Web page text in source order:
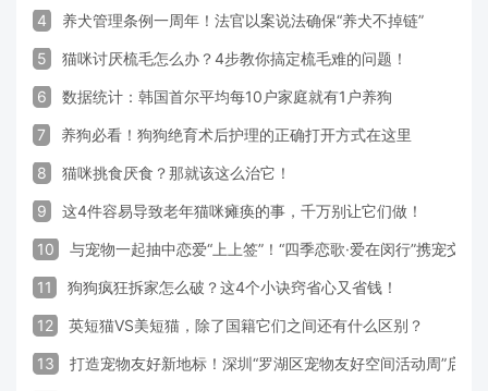
4 养犬管理条例一周年！法官以案说法确保“养犬不掉链”
5 猫咪讨厌梳毛怎么办？4步教你搞定梳毛难的问题！
6 数据统计：韩国首尔平均每10户家庭就有1户养狗
7 养狗必看！狗狗绝育术后护理的正确打开方式在这里
8 猫咪挑食厌食？那就该这么治它！
9 这4件容易导致老年猫咪瘫痪的事，千万别让它们做！
10 与宠物一起抽中恋爱“上上签”！“四季恋歌·爱在闵行”携宠交友
11 狗狗疯狂拆家怎么破？这4个小诀窍省心又省钱！
12 英短猫VS美短猫，除了国籍它们之间还有什么区别？
13 打造宠物友好新地标！深圳“罗湖区宠物友好空间活动周”启动